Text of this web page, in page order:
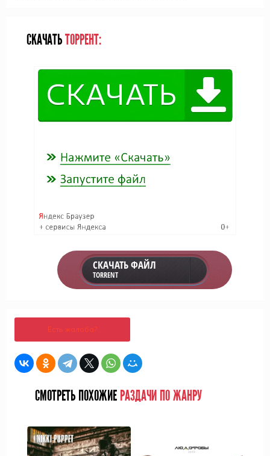
СКАЧАТЬТОРРЕНТ:
СКАЧАТЬ ФАЙЛ
TORRENT
Есть жалоба?
СМОТРЕТЬ ПОХОЖИЕ РАЗДАЧИ ПО ЖАНРУ